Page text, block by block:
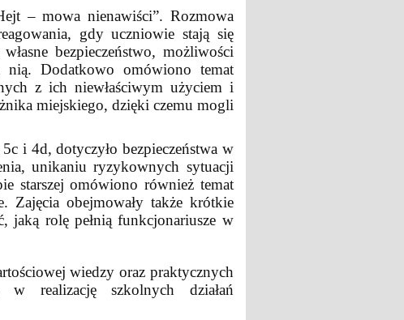
– mowa nienawiści”. Rozmowa
gdy uczniowie stają się
bezpieczeństwo, możliwości
nią. Dodatkowo omówiono temat
z ich niewłaściwym użyciem i
miejskiego, dzięki czemu mogli
i 4d, dotyczyło bezpieczeństwa w
unikaniu ryzykownych sytuacji
starszej omówiono również temat
Zajęcia obejmowały także krótkie
jaką rolę pełnią funkcjonariusze w
wiedzy oraz praktycznych
w realizację szkolnych działań